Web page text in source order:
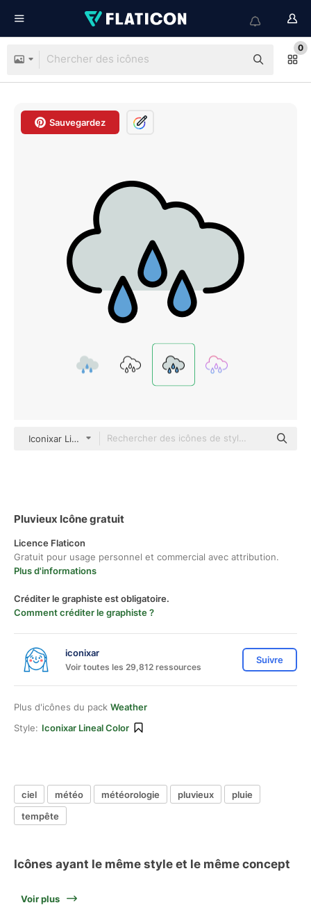
0
Sauvegardez
Iconixar Lineal Color
Pluvieux Icône gratuit
Licence Flaticon
Gratuit pour usage personnel et commercial avec attribution.
Plus d'informations
Créditer le graphiste est obligatoire.
Comment créditer le graphiste ?
iconixar
Voir toutes les 29,812 ressources
Suivre
Plus d'icônes du pack Weather
Style: Iconixar Lineal Color
ciel météo météorologie pluvieux
pluie
tempête
Icônes ayant le même style et le même concept
Voir plus